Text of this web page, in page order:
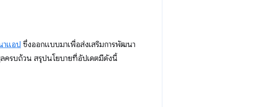
าแอป ซึ่งออกแบบมาเพื่อส่งเสริมการพัฒนา
รบถ้วน สรุปนโยบายที่อัปเดตมีดังนี้